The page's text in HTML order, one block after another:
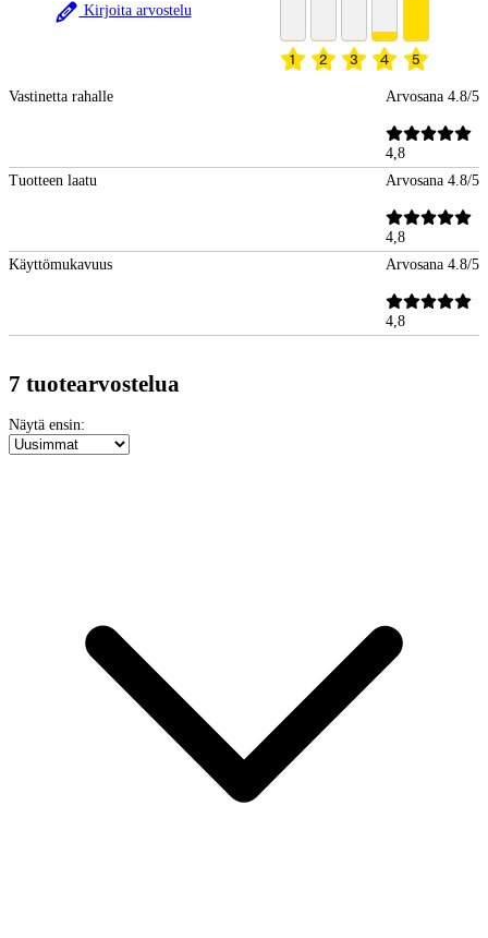
Kirjoita arvostelu
1 2 3 4 5
Vastinetta rahalle Arvosana 4.8/5
4,8
Tuotteen laatu
Arvosana 4.8/5
4,8
Käyttömukavuus
Arvosana 4.8/5
4,8
7 tuotearvostelua
Näytä ensin: